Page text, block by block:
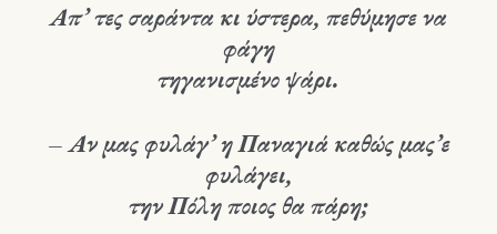
Απ’ τες σαράντα κι ύστερα, πεθύμησε να
φάγη
τηγανισμένο ψάρι.
– Αν μας φυλάγ’ η Παναγιά καθώς μας’ε
φυλάγει,
την Πόλη ποιος θα πάρη;